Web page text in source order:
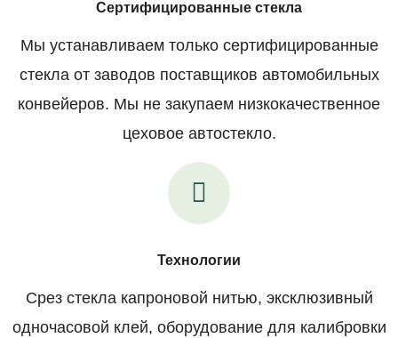
Сертифицированные стекла
Мы устанавливаем только сертифицированные
стекла от заводов поставщиков автомобильных
конвейеров. Мы не закупаем низкокачественное
цеховое автостекло.
Технологии
Срез стекла капроновой нитью, эксклюзивный
одночасовой клей, оборудование для калибровки